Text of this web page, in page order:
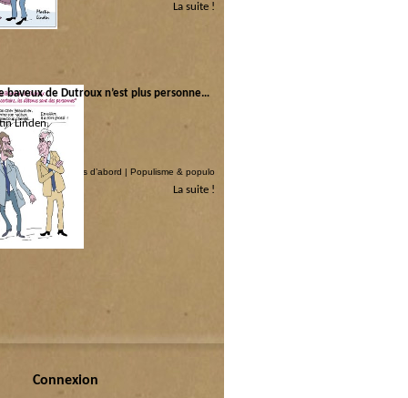
La suite !
baveux de Dutroux n’est plus personne…
Linden.
:
Les coquins d’abord | Populisme & populo
La suite !
Connexion